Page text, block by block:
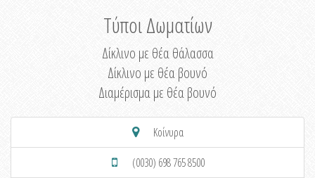
Τύποι Δωματίων
Δίκλινο με θέα θάλασσα
Δίκλινο με θέα βουνό
Διαμέρισμα με θέα βουνό
Κοίνυρα
(0030) 698 765 8500